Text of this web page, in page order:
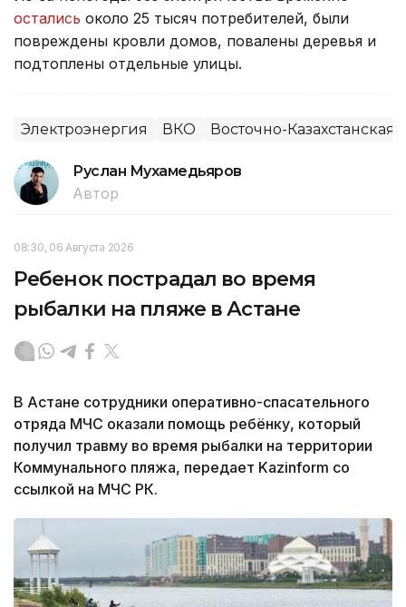
остались около 25 тысяч потребителей, были
повреждены кровли домов, повалены деревья и
подтоплены отдельные улицы.
Электроэнергия ВКО Восточно-Казахстанская
Руслан Мухамедьяров
Автор
08:30, 06 Августа 2026
Ребенок пострадал во время
рыбалки на пляже в Астане
В Астане сотрудники оперативно-спасательного
отряда МЧС оказали помощь ребёнку, который
получил травму во время рыбалки на территории
Коммунального пляжа, передает Kazinform со
ссылкой на МЧС РК.